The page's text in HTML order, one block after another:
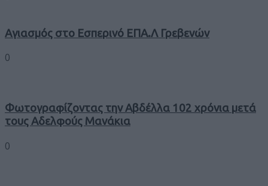
Αγιασμός στο Εσπερινό ΕΠΑ.Λ Γρεβενών
0
Φωτογραφίζοντας την Αβδέλλα 102 χρόνια μετά
τους Αδελφούς Μανάκια
0